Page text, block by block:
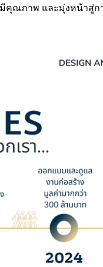
คุณภาพ และมุ่งหน้าสู่ก